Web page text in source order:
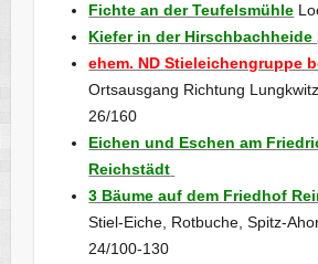
Fichte an der Teufelsmühle
Kiefer in der Hirschbachheide
ehem. ND Stieleichengruppe
Ortsausgang Richtung
26/160
Eichen und Eschen am
Reichstädt
3 Bäume auf dem Friedhof
Stiel-Eiche, Rotbuche, Spitz-
24/100-130